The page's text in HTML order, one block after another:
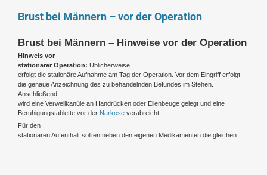
Brust bei Männern – vor der Operation
Brust bei Männern – Hinweise vor der Operation
Hinweis vor
stationärer Operation: Üblicherweise
erfolgt die stationäre Aufnahme am Tag der Operation. Vor dem Eingriff erfolgt
die genaue Anzeichnung des zu behandelnden Befundes im Stehen.
Anschließend
wird eine Verweilkanüle an Handrücken oder Ellenbeuge gelegt und eine
Beruhigungstablette vor der Narkose verabreicht.
Für den
stationären Aufenthalt sollten neben den eigenen Medikamenten die gleichen